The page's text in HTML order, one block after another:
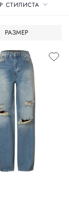
СТИЛИСТА
РАЗМЕР